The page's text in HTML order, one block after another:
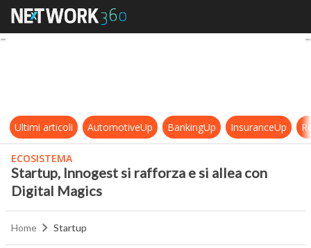
Startup, Innogest si rafforza e si
Ultimi articoli AutomotiveUp BankingUp InsuranceUp
ECOSISTEMA
Startup, Innogest si rafforza e si allea con
Digital Magics
Home Startup